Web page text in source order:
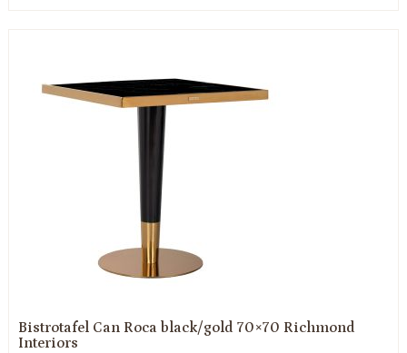
Bistrotafel Can Roca black/gold 70×70 Richmond
Interiors